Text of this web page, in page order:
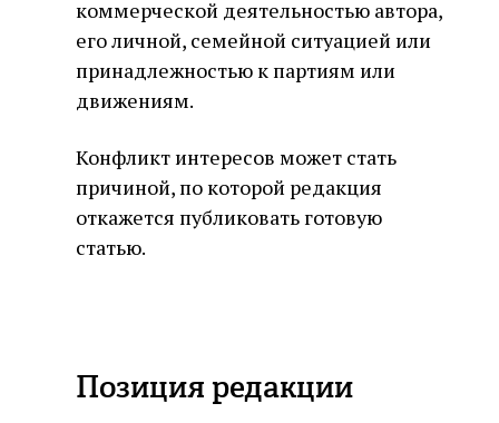
коммерческой деятельностью автора,
его личной, семейной ситуацией или
принадлежностью к партиям или
движениям.
Конфликт интересов может стать
причиной, по которой редакция
откажется публиковать готовую
статью.
Позиция редакции